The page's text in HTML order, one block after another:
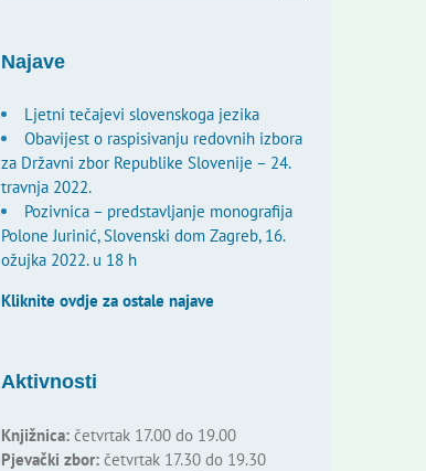
Najave
Ljetni tečajevi slovenskoga jezika
Obavijest o raspisivanju redovnih izbora
za Državni zbor Republike Slovenije – 24.
travnja 2022.
Pozivnica – predstavljanje monografija
Polone Jurinić, Slovenski dom Zagreb, 16.
ožujka 2022. u 18 h
Kliknite ovdje za ostale najave
Aktivnosti
Knjižnica:četvrtak 17.00 do 19.00
Pjevački zbor:četvrtak 17.30 do 19.30